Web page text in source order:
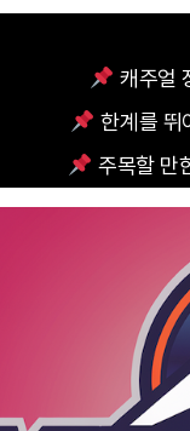
캐주얼
한계를 뛰
주목할 만